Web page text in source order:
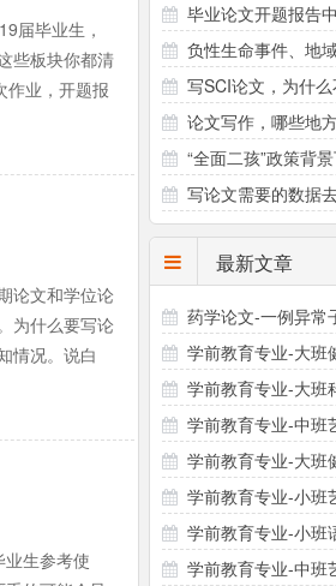
届毕业生，
些板块你都清
作业，开题报
辩时候又有
论文和学位论
为什么要写论
情况。说白
，其实还可
生参考使
选题（4个方向33个题
毕业论文开题报告
领导小组意见怎么写？
负性生命事件、地
棍问题的形成机制研
写SCI论文，为什么
再翻译成英文直接投稿
论文写作，哪些地
引用参考文献有哪些注
“全面二孩”政策背
意愿与生育行为差异研
写论文需要的数据
最新文章
药学论文-一例异常
指导方案设计
学前教育专业-大班
粮食》学前教育专业-大班
镜的秘密》
学前教育专业-中班
计《三只小熊》
学前教育专业-大班
眼睛》学前教育专业-小班
《撕面条》
学前教育专业-小班
爱吃的食物》
学前教育专业-中班